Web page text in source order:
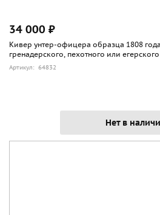
34 000 ₽
Кивер унтер-офицера образца 1808
гренадерского, пехотного или
Артикул: 64832
Нет в